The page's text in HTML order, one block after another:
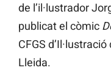
de l’il·lustrador
publicat el còmic
CFGS
Lleida.